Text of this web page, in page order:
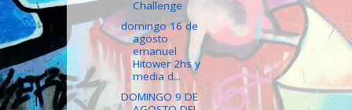
Challenge
domingo 16 de
agosto
emanuel
Hitower 2hs y
media d...
DOMINGO 9 DE